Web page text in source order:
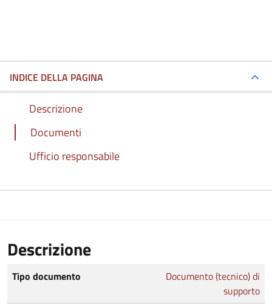
INDICE DELLA PAGINA
Descrizione
Documenti
Ufficio responsabile
Descrizione
Tipo documento
Documento (tecnico) di
supporto